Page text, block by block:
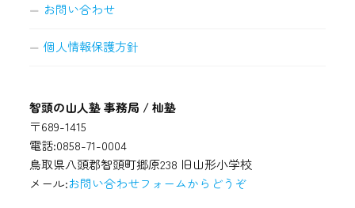
お問い合わせ
個人情報保護方針
智頭の山人塾 事務局 / 杣塾
〒689-1415
電話:0858-71-0004
鳥取県八頭郡智頭町郷原238 旧山形小学校
メール:お問い合わせフォームからどうぞ